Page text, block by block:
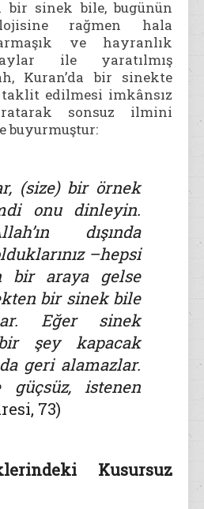
bir sinek bile, bugünün
rağmen hala
ve hayranlık
ile yaratılmış
Kuran’da bir sinekte
edilmesi imkânsız
sonsuz ilmini
buyurmuştur:
(size) bir örnek
onu dinleyin.
dışında
–hepsi
bir araya gelse
bir sinek bile
Eğer sinek
şey kapacak
geri alamazlar.
güçsüz, istenen
73)
Kusursuz